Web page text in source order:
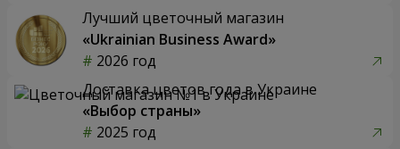
Лучший цветочный магазин
«Ukrainian Business Award»
2026 год
Доставка цветов года в Украине
«Выбор страны»
2025 год